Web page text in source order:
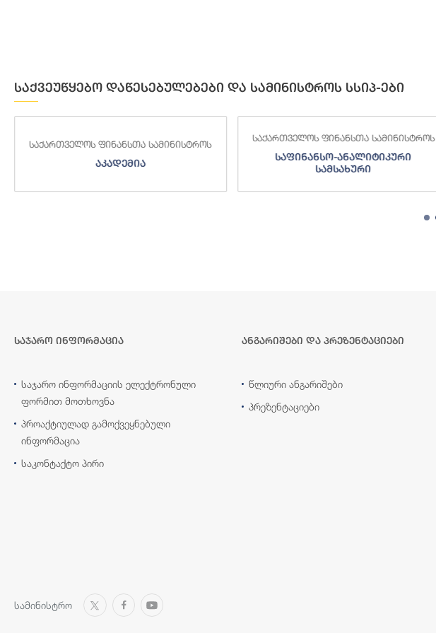
საქვეუწყებო დაწესებულებები და სამინისტროს სსიპ-ები
საფინანსო-ანალიტიკური
სამსახური
საქართველოს ფინანსთა სამინისტროს
საგამოძიებო სამსახური
საჯარო ინფორმაცია
საჯარო ინფორმაციის ელექტრონული
ფორმით მოთხოვნა
პროაქტიულად გამოქვეყნებული
ინფორმაცია
საკონტაქტო პირი
ანგარიშები და პრეზენტაციები
წლიური ანგარიშები
პრეზენტაციები
სამინისტრო